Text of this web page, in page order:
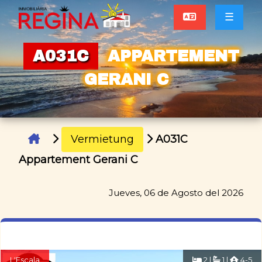
A031C
APPARTEMENT
GERANI C
☰
Vermietung
A031C
Appartement Gerani C
Jueves, 06 de Agosto del 2026
L'Escala 2 | 1 | 4-5